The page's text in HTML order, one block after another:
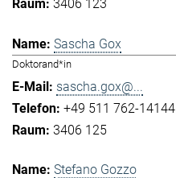
3406 123
Sascha Gox
Doktorand*in
sascha.gox@...
+49 511 762-14144
3406 125
Stefano Gozzo